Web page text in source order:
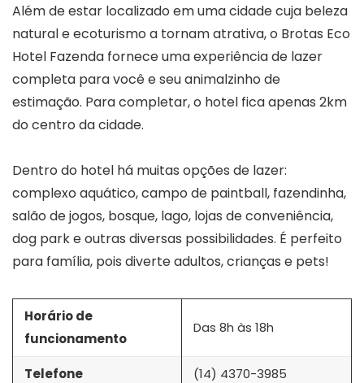
Além de estar localizado em uma cidade cuja beleza
natural e ecoturismo a tornam atrativa, o Brotas Eco
Hotel Fazenda fornece uma experiência de lazer
completa para você e seu animalzinho de
estimação. Para completar, o hotel fica apenas 2km
do centro da cidade.
Dentro do hotel há muitas opções de lazer:
complexo aquático, campo de paintball, fazendinha,
salão de jogos, bosque, lago, lojas de conveniência,
dog park e outras diversas possibilidades. É perfeito
para família, pois diverte adultos, crianças e pets!
Horário de
funcionamento
Das 8h às 18h
Telefone (14) 4370-3985